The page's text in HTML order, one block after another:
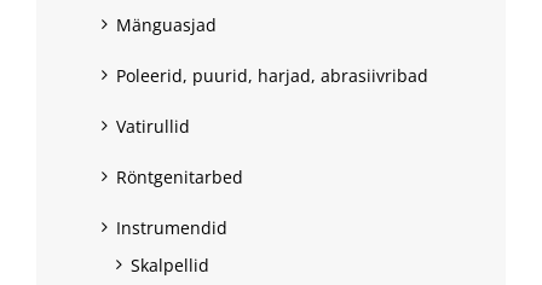
Mänguasjad
Poleerid, puurid, harjad, abrasiivribad
Vatirullid
Röntgenitarbed
Instrumendid
Skalpellid